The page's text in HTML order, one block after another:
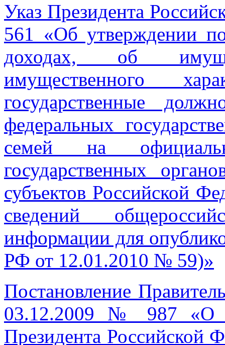
Указ Президента
561 «Об утверждении
доходах, об
имущественного
государственные
федеральных
семей на
государственных
субъектов Российской
сведений
информации для
РФ от 12.01.2010 № 59)»
Постановление
03.12.2009 № 987 «О
Президента Российской